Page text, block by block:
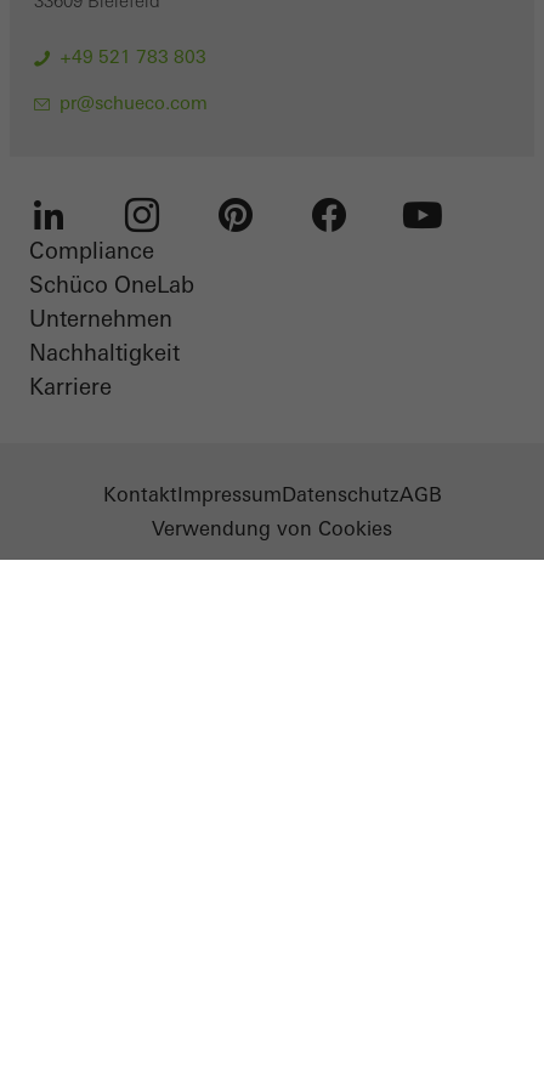
+49 521 783 803
pr@schueco.com
LinkedIn Instagram
Compliance
Schüco OneLab
Unternehmen
Nachhaltigkeit
Karriere
KontaktImpressumDatenschutzAGB
Verwendung von Cookies